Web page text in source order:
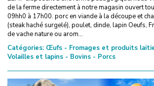
de la ferme directement à notre magasin ouvert
09hh0 à 17h00. porc en viande à la découpe et
(steak haché surgelé), poulet, dinde, lapin Oeufs,
de vache nature ou arom...
Catégories: Œufs - Fromages et produits
Volailles et lapins - Bovins - Porcs